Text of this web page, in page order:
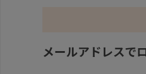
メールアドレスで